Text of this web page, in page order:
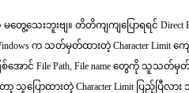
သေးဘူးဗျ။ တိတိကျကျပြောရရင် Direct
က သတ်မှတ်ထားတဲ့ Character Limit က
ာင် File Path, File name တွေကို သူသတ်မှ
ော့ သူပြောထားတဲ့ Character Limit ပြည့်ပ